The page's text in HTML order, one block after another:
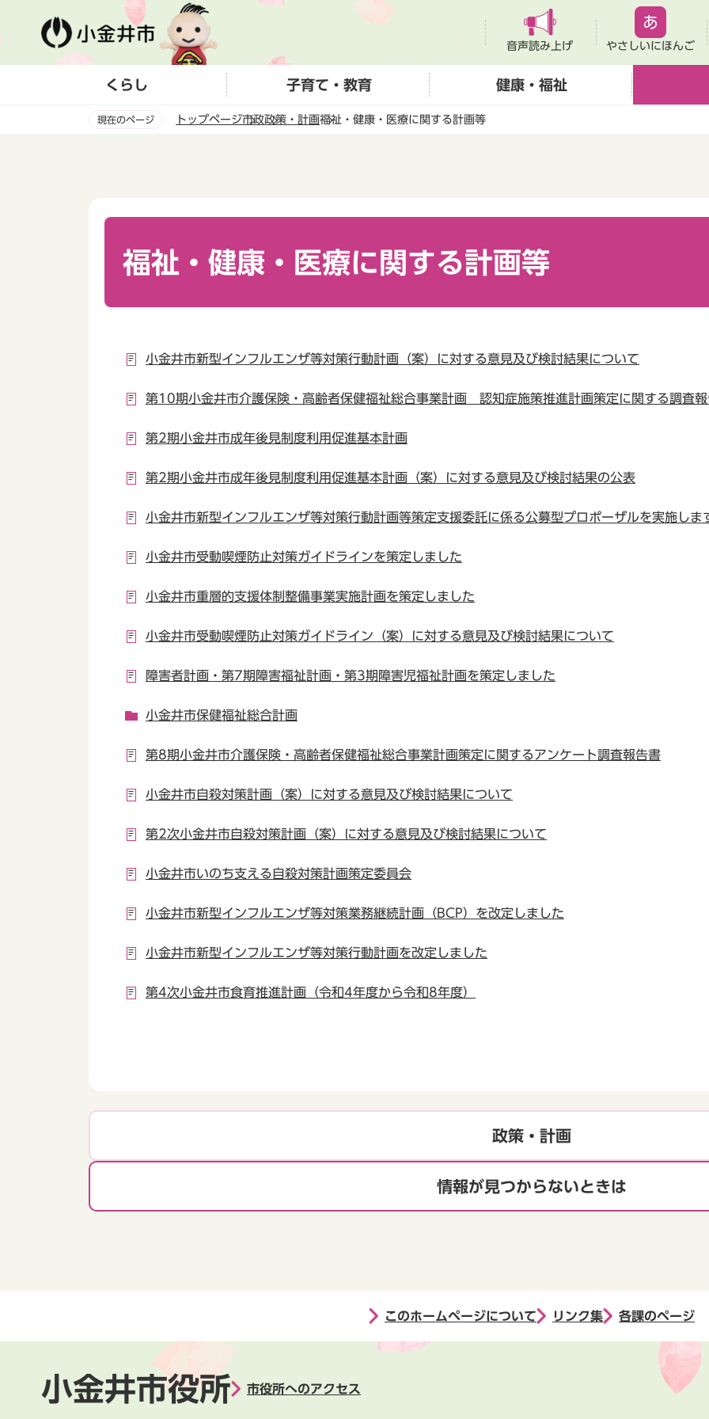
ー
音声読み上げ やさしいにほんご
くらし 子育て・教育 健康・福祉
現在のページ トップページ市政政策・計画福祉・健康・医療に関する計画等
福祉・健康・医療に関する計画等
小金井市新型インフルエンザ等対策行動計画（案）に対する意見及び検討結果について
第10期小金井市介護保険・高齢者保健福祉総合事業計画 認知症施策推進計画策定に関する調査
第2期小金井市成年後見制度利用促進基本計画
第2期小金井市成年後見制度利用促進基本計画（案）に対する意見及び検討結果の公表
小金井市新型インフルエンザ等対策行動計画等策定支援委託に係る公募型プロポーザルを実施しま
小金井市受動喫煙防止対策ガイドラインを策定しました
小金井市重層的支援体制整備事業実施計画を策定しました
小金井市受動喫煙防止対策ガイドライン（案）に対する意見及び検討結果について
障害者計画・第7期障害福祉計画・第3期障害児福祉計画を策定しました
小金井市保健福祉総合計画
第8期小金井市介護保険・高齢者保健福祉総合事業計画策定に関するアンケート調査報告書
小金井市自殺対策計画（案）に対する意見及び検討結果について
第2次小金井市自殺対策計画（案）に対する意見及び検討結果について
小金井市いのち支える自殺対策計画策定委員会
小金井市新型インフルエンザ等対策業務継続計画（BCP）を改定しました
小金井市新型インフルエンザ等対策行動計画を改定しました
第4次小金井市食育推進計画（令和4年度から令和8年度）
政策・計画
情報が見つからないときは
このホームページについて リンク集 各課のページ
小金井市役所 市役所へのアクセス